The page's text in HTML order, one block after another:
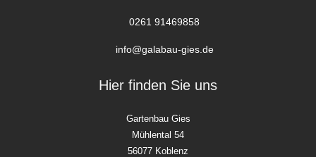
0261 91469858
info@galabau-gies.de
Hier finden Sie uns
Gartenbau Gies
Mühlental 54
56077 Koblenz